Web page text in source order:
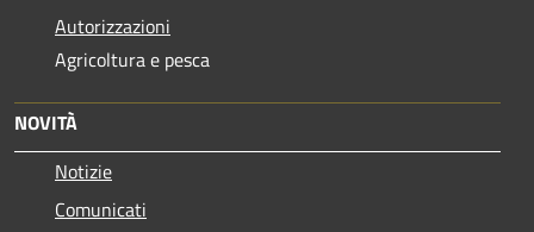
Autorizzazioni
Agricoltura e pesca
NOVITÀ
Notizie
Comunicati